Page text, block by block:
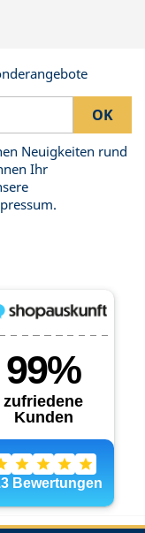
Neuigkeiten rund
Ihr